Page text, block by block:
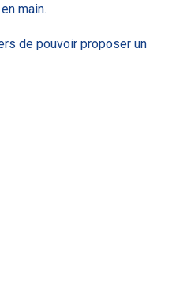
main.
de pouvoir proposer un